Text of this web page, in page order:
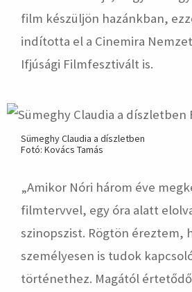
film készüljön hazánkban,
indította el a Cinemira
Ifjúsági Filmfesztivált is.
Sümeghy Claudia a díszletben
Fotó: Kovács Tamás
„Amikor Nóri három éve
filmtervvel, egy óra alatt
szinopszist. Rögtön éreztem,
személyesen is tudok
történethez. Magától